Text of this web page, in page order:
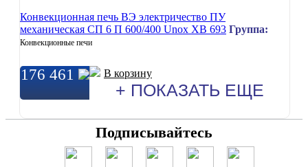
Конвекционная печь ВЭ электричество ПУ
механическая СП 6 П 600/400 Unox XB 693 Группа:
Конвекционные печи
176 461 В корзину
+ ПОКАЗАТЬ ЕЩЕ
Подписывайтесь